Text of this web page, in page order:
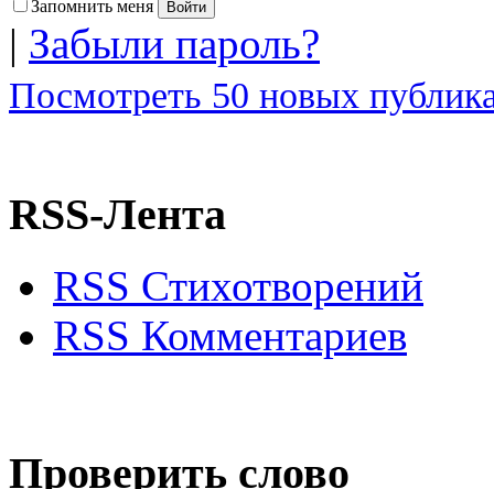
Запомнить меня
| Забыли пароль?
Посмотреть 50 новых
RSS-Лента
RSS Стихотворений
RSS Комментариев
Проверить слово